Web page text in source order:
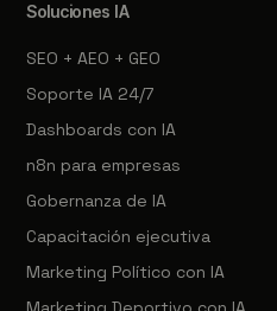
Soluciones IA
SEO + AEO + GEO
Soporte IA 24/7
Dashboards con IA
n8n para empresas
Gobernanza de IA
Capacitación ejecutiva
Marketing Político con IA